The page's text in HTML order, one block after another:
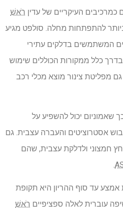
העיקריים של עדין רֹאשׁ
להתפתחות מחלה. סולפט מגיע
המשתמשים בדלקים עתירי
בדרך כלל ממקורות הכוללים שימוש
מפליטת צינור מוצא מכלי רכב
שאמוניום יכול להשפיע על
אסטרוציטים והעברה עצבית. גם
חמצוני ולדלקת עצבית, שהם
עד סוף ההריון היא תקופת
עוברית לאלה ספציפיים רֹאשׁ